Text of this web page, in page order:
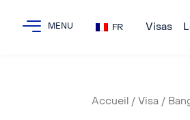
FR Visas
Accueil / Visa /